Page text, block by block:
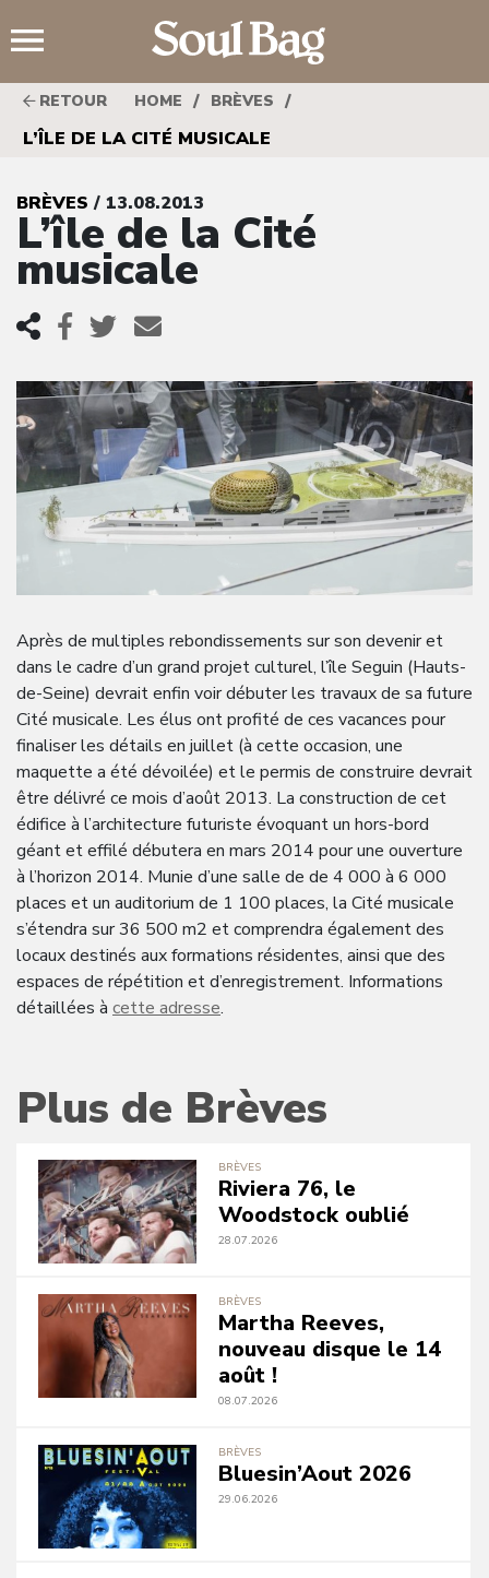
RETOUR HOME / BRÈVES /
L’ÎLE DE LA CITÉ MUSICALE
BRÈVES / 13.08.2013
L’île de la Cité
musicale
Après de multiples rebondissements sur son devenir et
dans le cadre d’un grand projet culturel, l’île Seguin (Hauts-
de-Seine) devrait enfin voir débuter les travaux de sa future
Cité musicale. Les élus ont profité de ces vacances pour
finaliser les détails en juillet (à cette occasion, une
maquette a été dévoilée) et le permis de construire devrait
être délivré ce mois d’août 2013. La construction de cet
édifice à l’architecture futuriste évoquant un hors-bord
géant et effilé débutera en mars 2014 pour une ouverture
à l’horizon 2014. Munie d’une salle de de 4 000 à 6 000
places et un auditorium de 1 100 places, la Cité musicale
s’étendra sur 36 500 m2 et comprendra également des
locaux destinés aux formations résidentes, ainsi que des
espaces de répétition et d’enregistrement. Informations
détaillées à cette adresse.
Plus de Brèves
BRÈVES
Riviera 76, le
Woodstock oublié
28.07.2026
BRÈVES
Martha Reeves,
nouveau disque le 14
août !
08.07.2026
BRÈVES
Bluesin’Aout 2026
29.06.2026